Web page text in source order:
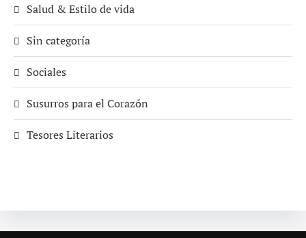
Salud & Estilo de vida
Sin categoría
Sociales
Susurros para el Corazón
Tesores Literarios